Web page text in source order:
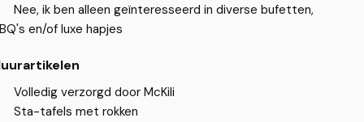
Nee, ik ben alleen geïnteresseerd in diverse bufetten,
en/of luxe hapjes
Volledig verzorgd door McKili
Sta-tafels met rokken